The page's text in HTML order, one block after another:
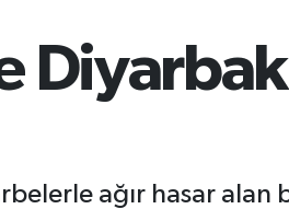
ağır hasar